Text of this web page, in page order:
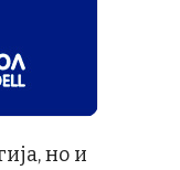
но и